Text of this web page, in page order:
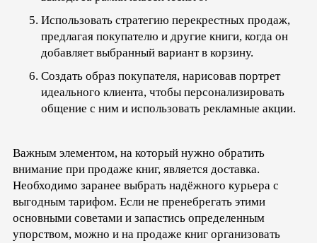
Использовать стратегию перекрестных продаж,
предлагая покупателю и другие книги, когда он
добавляет выбранный вариант в корзину.
Создать образ покупателя, нарисовав портрет
идеального клиента, чтобы персонализировать
общение с ним и использовать рекламные акции.
Важным элементом, на который нужно обратить
внимание при продаже книг, является доставка.
Необходимо заранее выбрать надёжного курьера с
выгодным тарифом. Если не пренебрегать этими
основными советами и запастись определенным
упорством, можно и на продаже книг организовать